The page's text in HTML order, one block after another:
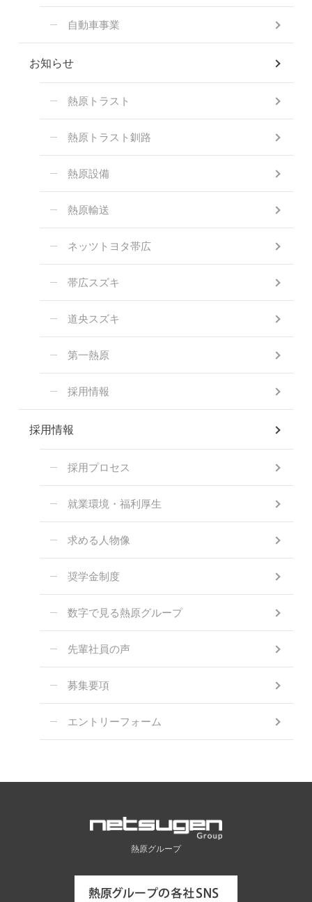
自動車事業
お知らせ
熱原トラスト
熱原トラスト釧路
熱原設備
熱原輸送
ネッツトヨタ帯広
帯広スズキ
道央スズキ
第一熱原
採用情報
採用情報
採用プロセス
就業環境・福利厚生
求める人物像
奨学金制度
数字で見る熱原グループ
先輩社員の声
募集要項
エントリーフォーム
熱原グループ